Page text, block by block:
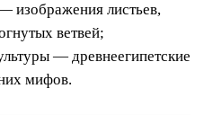
изображения листьев,
ветвей;
— древнеегипетские
мифов.